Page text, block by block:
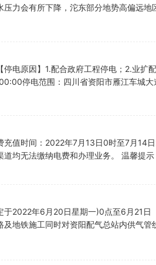
力会有所下降，沱东部分地势高偏远地
停电原因】1.配合政府工程停电；2.业
停电范围：四川省资阳市雁江车城大
充值时间：2022年7月13日0时至7月14
均无法缴纳电费和办理业务。 温馨提
于2022年6月20日星期一)0点至6月21
及地铁施工同时对资阳配气总站内供气